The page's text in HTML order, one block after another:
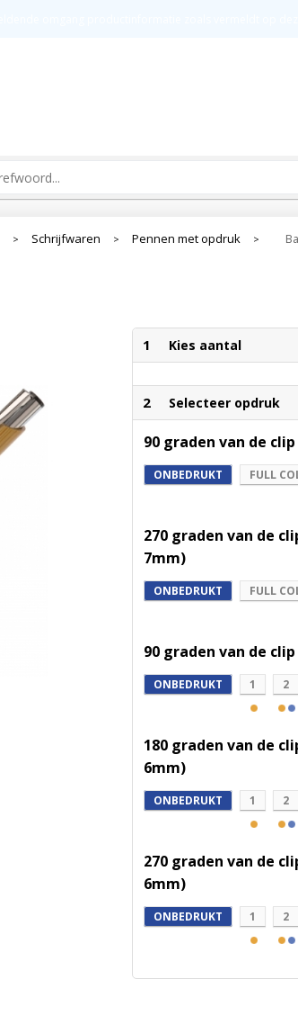
> Schrijfwaren > Pennen met opdruk >
1 Kies aantal
2 Selecteer opdruk
90 graden van de
ONBEDRUKT FULL
270 graden van de
7mm)
ONBEDRUKT FULL
90 graden van de
ONBEDRUKT 1 2
180 graden van de
6mm)
ONBEDRUKT 1 2
270 graden van de
6mm)
ONBEDRUKT 1 2